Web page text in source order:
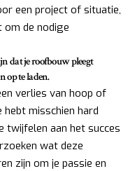
een project of situatie,
de nodige
dat je roofbouw pleegt
op te laden.
verlies van hoop of
misschien hard
twijfelen aan het succes
wat deze
zijn om je passie en